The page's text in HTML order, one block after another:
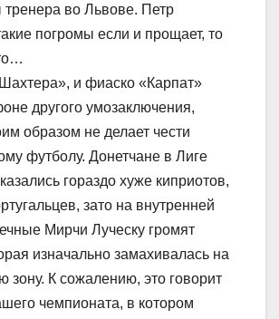
тренера во Львове. Петр
погромы если и прощает, то
и фиаско «Карпат»
другого умозаключения,
образом не делает чести
футболу. Донетчане в Лиге
гораздо хуже киприотов,
зато на внутренней
Мирчи Луческу громят
изначально замахивалась на
зону. К сожалению, это говорит
чемпионата, в котором